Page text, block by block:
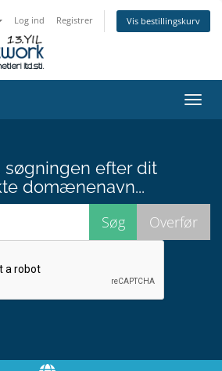
Log ind Registrer Vis bestillingskurv
Skift
søgningen efter dit
domænenavn...